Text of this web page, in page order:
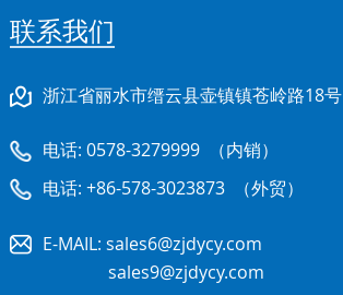
联系我们
浙江省丽水市缙云县壶镇镇苍岭路18号
电话: 0578-3279999（内销）
电话: +86-578-3023873（外贸）
E-MAIL: sales6@zjdycy.com
sales9@zjdycy.com